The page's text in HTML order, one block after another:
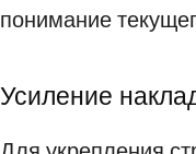
понимание
Усиление